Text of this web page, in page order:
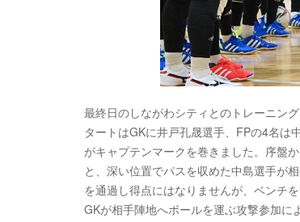
最終日のしながわシティとのトレーニン
タートはGKに井戸孔晟選手、FPの4名は
がキャプテンマークを巻きました。序盤
と、深い位置でパスを収めた中島選手が
を通過し得点にはなりませんが、ベンチ
GKが相手陣地へボールを運ぶ攻撃参加